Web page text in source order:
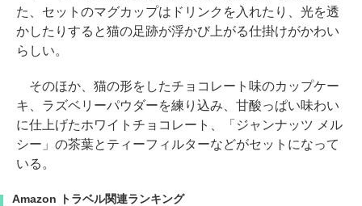
た、セットのマグカップはドリンクを入れたり、光を透
かしたりすると猫の足跡が浮かび上がる仕掛けがかわい
らしい。
そのほか、猫の形をしたチョコレート味のカップケー
キ、ラズベリーパウダーを練り込み、甘酸っぱい味わい
に仕上げたホワイトチョコレート、「ジャンナッツ メル
シー」の茶葉とティーフィルターなどがセットになって
いる。
Amazon トラベル関連ランキング